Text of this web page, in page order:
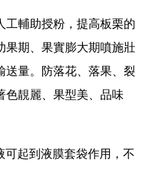
工輔助授粉，提高板栗的
果期、果實膨大期噴施壯
送量。防落花、落果、裂
色靚麗、果型美、品味
起到液膜套袋作用，不